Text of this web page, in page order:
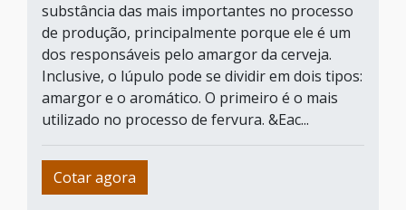
substância das mais importantes no processo
de produção, principalmente porque ele é um
dos responsáveis pelo amargor da cerveja.
Inclusive, o lúpulo pode se dividir em dois tipos:
amargor e o aromático. O primeiro é o mais
utilizado no processo de fervura. &Eac...
Cotar agora